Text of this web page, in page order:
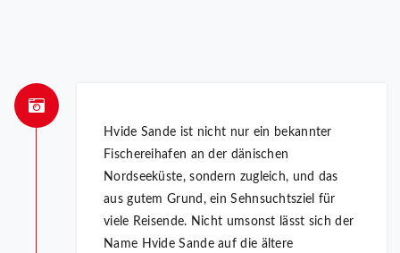
Hvide Sande ist nicht nur ein bekannter
Fischereihafen an der dänischen
Nordseeküste, sondern zugleich, und das
aus gutem Grund, ein Sehnsuchtsziel für
viele Reisende. Nicht umsonst lässt sich der
Name Hvide Sande auf die ältere